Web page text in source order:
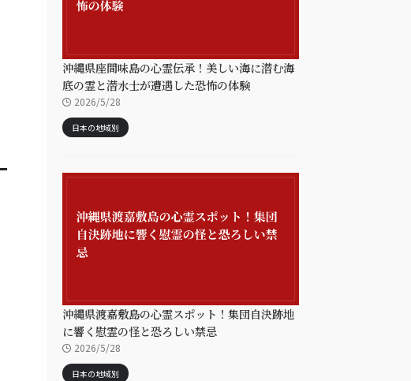
沖縄県座間味島の心霊伝承！美しい海に潜む海
底の霊と潜水士が遭遇した恐怖の体験
2026/5/28
日本の地域別
沖縄県渡嘉敷島の心霊スポット！集団自決跡地
に響く慰霊の怪と恐ろしい禁忌
2026/5/28
日本の地域別